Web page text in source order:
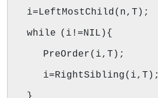
i=LeftMostChild(n,T);
while (i!=NIL){
PreOrder(i,T);
i=RightSibling(i,T);